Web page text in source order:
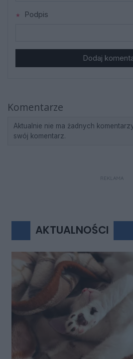
Podpis
Dodaj
Komentarze
Aktualnie nie ma żadnych
swój komentarz.
REKLAMA
AKTUALNOŚCI